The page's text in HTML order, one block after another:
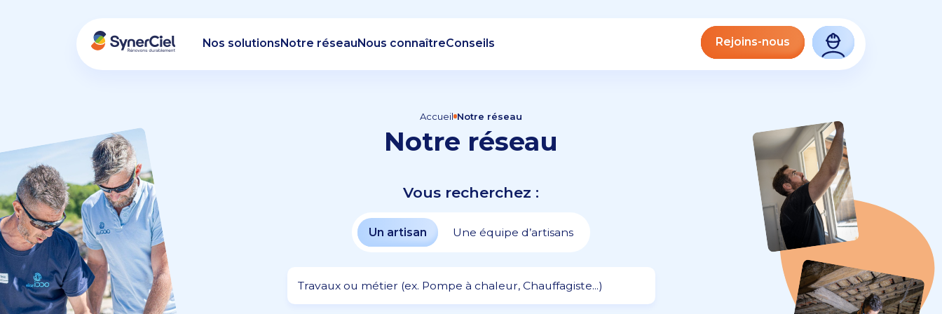
Nos solutionsNotre réseauNous connaîtreConseils Rejoins-nous
Accueil Notre réseau
Notre réseau
Vous recherchez :
Un artisan Une équipe d’artisans